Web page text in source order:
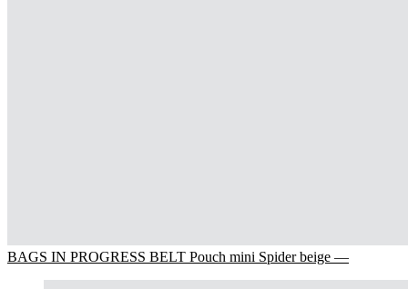
BAGS IN PROGRESS BELT Pouch mini Spider beige —